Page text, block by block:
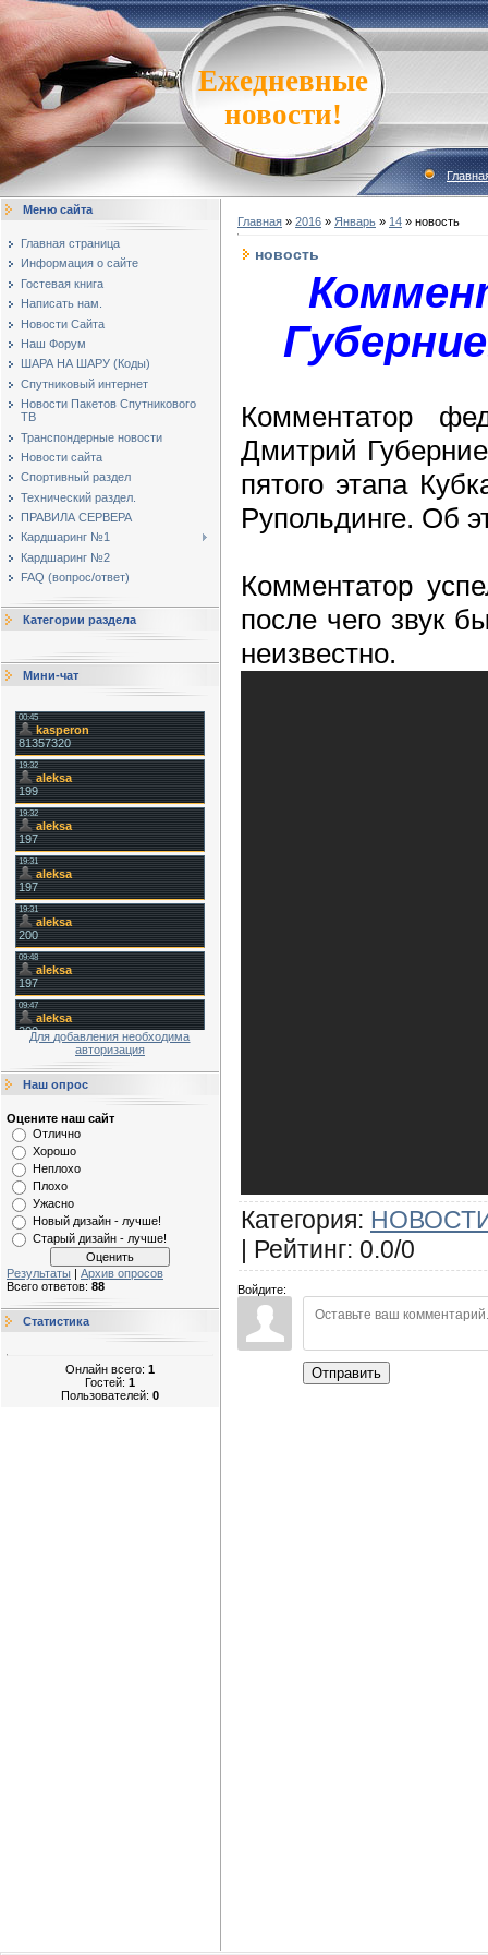
Ежедневные
новости!
Меню сайта
Главная страница
Информация о сайте
Гостевая книга
Написать нам.
Новости Сайта
Наш Форум
ШАРА НА ШАРУ (Коды)
Спутниковый интернет
Новости Пакетов Спутникового
ТВ
Транспондерные новости
Новости сайта
Спортивный раздел
Технический раздел.
ПРАВИЛА СЕРВЕРА
Кардшаринг №1
Кардшаринг №2
FAQ (вопрос/ответ)
Категории раздела
Мини-чат
Для добавления необходима
авторизация
Наш опрос
Оцените наш сайт
Отлично
Хорошо
Неплохо
Плохо
Ужасно
Новый дизайн - лучше!
Старый дизайн - лучше!
Результаты | Архив опросов
Всего ответов: 88
Статистика
Онлайн всего: 1
Гостей: 1
Пользователей: 0
Главная » 2016 » Январь » 14 » новость
новость
Комментатор
Дмитрий
пятого этапа
Рупольдинге. Об
Комментатор
после чего звук
неизвестно.
Категория:
| Рейтинг: 0.0/0
Войдите:
Отправить